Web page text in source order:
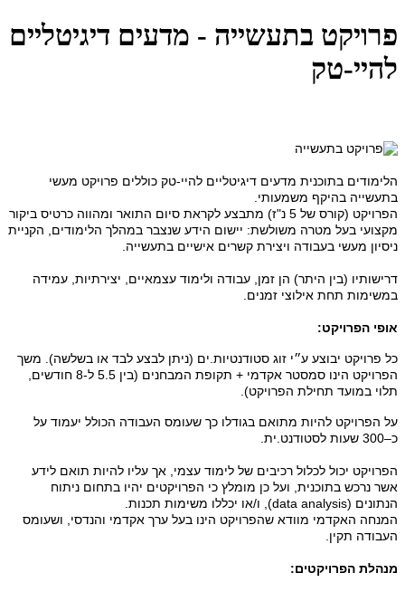
פרויקט בתעשייה - מדעים דיגיטליים
להיי-טק
הלימודים בתוכנית מדעים דיגיטליים להיי-טק כוללים פרויקט מעשי
בתעשייה בהיקף משמעותי.
הפרויקט (קורס של 5 נ"ז) מתבצע לקראת סיום התואר ומהווה כרטיס ביקור
מקצועי בעל מטרה משולשת: יישום הידע שנצבר במהלך הלימודים, הקניית
ניסיון מעשי בעבודה ויצירת קשרים אישיים בתעשייה.
דרישותיו (בין היתר) הן זמן, עבודה ולימוד עצמאיים, יצירתיות, עמידה
במשימות תחת אילוצי זמנים.
אופי הפרויקט:
כל פרויקט יבוצע ע״י זוג סטודנטיות.ים (ניתן לבצע לבד או בשלשה). משך
הפרויקט הינו סמסטר אקדמי + תקופת המבחנים (בין 5.5 ל-8 חודשים,
תלוי במועד תחילת הפרויקט).
על הפרויקט להיות מתואם בגודלו כך שעומס העבודה הכולל יעמוד על
כ–300 שעות לסטודנט.ית.
הפרויקט יכול לכלול רכיבים של לימוד עצמי, אך עליו להיות תואם לידע
אשר נרכש בתוכנית, ועל כן מומלץ כי הפרויקטים יהיו בתחום ניתוח
הנתונים (data analysis), ו/או יכללו משימות תכנות.
המנחה האקדמי מוודא שהפרויקט הינו בעל ערך אקדמי והנדסי, ושעומס
העבודה תקין.
מנהלת הפרויקטים: